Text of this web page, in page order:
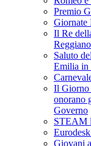
Premio
Giornate
Il Re
Saluto
Emilia in
Il Giorno
onorano
Governo
STEAM
Giovani